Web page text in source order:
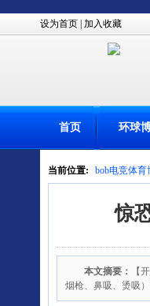
设为首页 加入收藏
首页 环球
当前位置: bob电竞体
惊
本文摘要：
【
烟枪、鼻吸、烫吸